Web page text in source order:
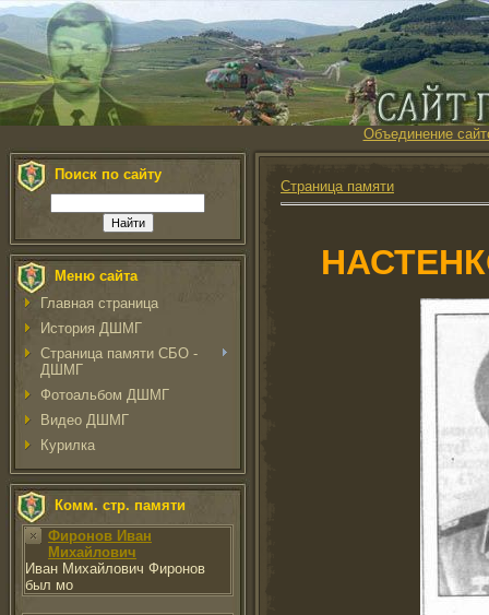
Объединение
Поиск по сайту
Меню сайта
Главная страница
История ДШМГ
Страница памяти СБО -
ДШМГ
Фотоальбом ДШМГ
Видео ДШМГ
Курилка
Комм. стр. памяти
Фиронов Иван
Михайлович
Иван Михайлович Фиронов
был мо
Страница памяти